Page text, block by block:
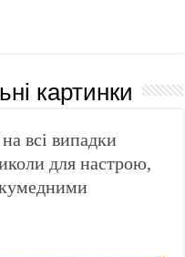
картинки
всі випадки
для настрою,